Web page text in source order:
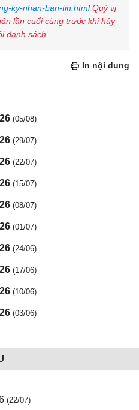
ky-nhan-ban-tin.htmlQuý vị
lần cuối cùng trước khi hủy
danh sách.
In nội dung
(05/08)
(29/07)
(22/07)
(15/07)
(08/07)
(01/07)
(24/06)
(17/06)
(10/06)
(03/06)
(22/07)